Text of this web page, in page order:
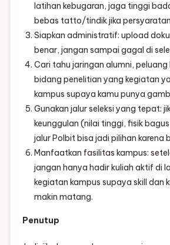
latihan kebugaran, jaga tinggi
bebas tatto/tindik jika
Siapkan administratif: upload
benar, jangan sampai gagal di
Cari tahu jaringan alumni, peluang
bidang penelitian yang kegiatan
kampus supaya kamu punya
Gunakan jalur seleksi yang tepat:
keunggulan (nilai tinggi, fisik
jalur Polbit bisa jadi pilihan karena
Manfaatkan fasilitas kampus:
jangan hanya hadir kuliah aktif di
kegiatan kampus supaya skill dan
makin matang.
Penutup